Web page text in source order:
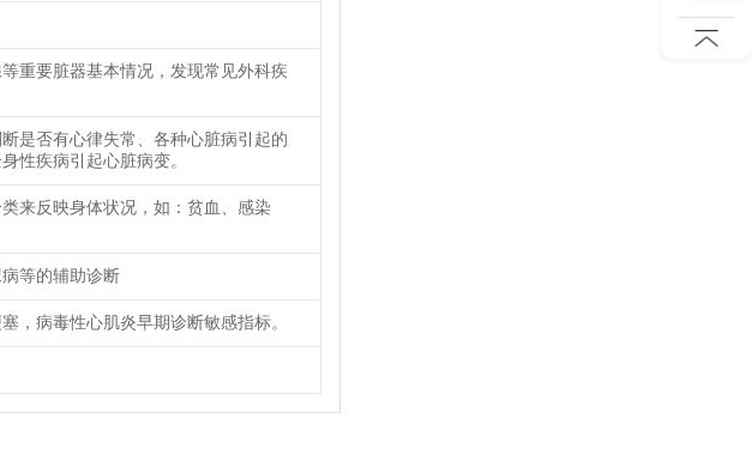
重要脏器基本情况，发现常见外科疾
是否有心律失常、各种心脏病引起的
性疾病引起心脏病变。
来反映身体状况，如：贫血、感染
等的辅助诊断
，病毒性心肌炎早期诊断敏感指标。